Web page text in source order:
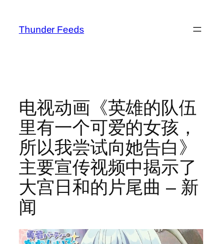
Thunder Feeds
电视动画《英雄的队伍
里有一个可爱的女孩，
所以我尝试向她告白》
主要宣传视频中揭示了
大宫日和的片尾曲 – 新
闻